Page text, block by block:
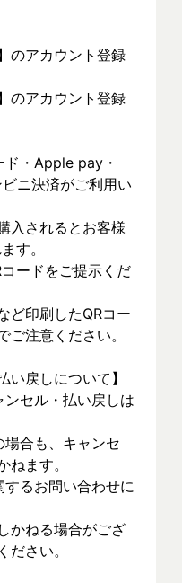
のアカウント登録
のアカウント登録
・Apple pay・
ニ決済がご利用い
入されるとお客様
す。
ードをご提示くだ
ど印刷したQRコー
ご注意ください。
い戻しについて】
セル・払い戻しは
合も、キャンセ
ねます。
るお問い合わせに
かねる場合がござ
ださい。